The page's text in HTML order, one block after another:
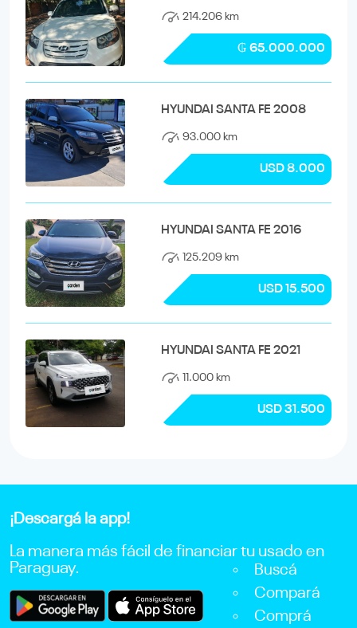
214.206 km
₲ 65.000.000
HYUNDAI SANTA FE 2008
93.000 km
USD 8.000
HYUNDAI SANTA FE 2016
125.209 km
USD 15.500
HYUNDAI SANTA FE 2021
11.000 km
USD 31.500
¡Descargá la app!
La manera más fácil de financiar tu usado en
Paraguay.
Buscá
Compará
Comprá